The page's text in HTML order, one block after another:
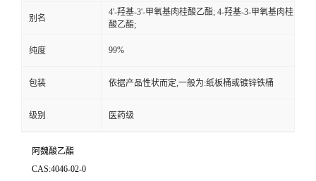
别名
4'-羟基-3'-甲氧基肉桂酸乙酯; 4-羟基-3-甲氧基肉桂
酸乙酯;
纯度 99%
包装 依据产品性状而定,一般为:纸板桶或镀锌铁桶
级别 医药级
阿魏酸乙酯
CAS:4046-02-0